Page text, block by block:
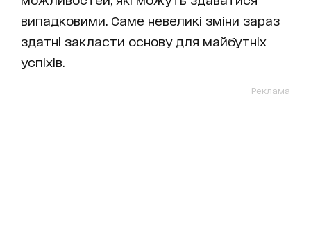
випадковими. Саме невеликі зміни зараз
здатні закласти основу для майбутніх
успіхів.
Реклама